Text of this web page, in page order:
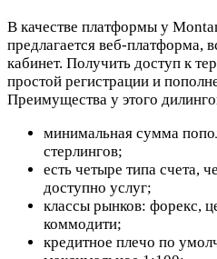
В качестве платформы у
предлагается веб-платформа,
кабинет. Получить доступ к
простой регистрации и
Преимущества у этого
минимальная сумма
стерлингов;
есть четыре типа счета,
доступно услуг;
классы рынков: форекс,
коммодити;
кредитное плечо по